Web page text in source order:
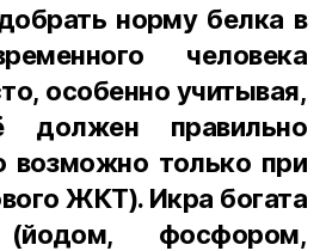
норму белка в
человека
особенно учитывая,
правильно
возможно только при
ЖКТ). Икра богата
(йодом, фосфором,